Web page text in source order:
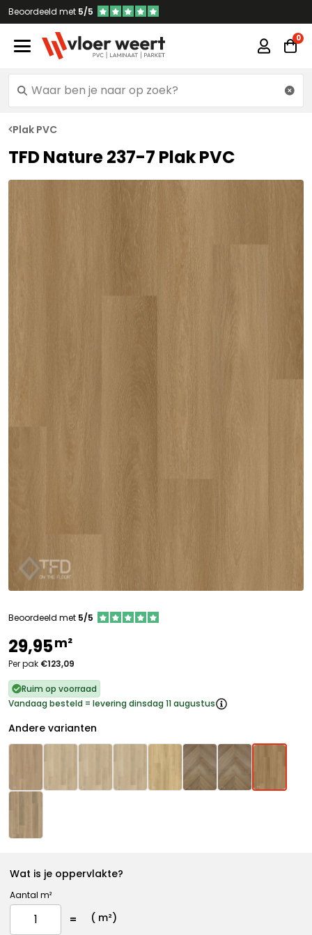
Beoordeeld met 5/5
Plak PVC
TFD Nature 237-7 Plak PVC
Beoordeeld met 5/5
29,95m²
Per pak €123,09
Ruim op voorraad
Vandaag besteld = levering dinsdag 11 augustus
Andere varianten
Wat is je oppervlakte?
Aantal m²
( m²)